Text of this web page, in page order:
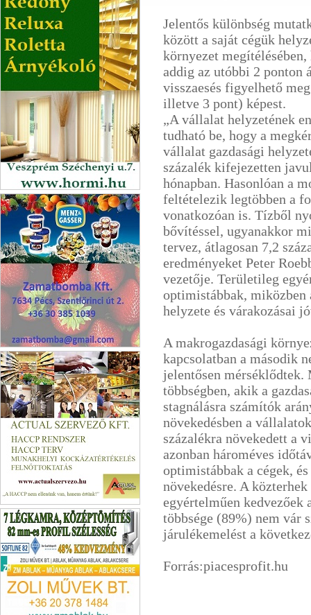
Hör-Mi Napvédelem
Zamatbomba Kft.
Actual Szervező Kft.
Jelentős különbség
között a saját cégük
környezet
addig az utóbbi 2 ponton
visszaesés figyelhető
illetve 3 pont) képest.
„A vállalat helyzetének
tudható be, hogy a
vállalat gazdasági
százalék kifejezetten
hónapban. Hasonlóan a
feltételezik legtöbben a
vonatkozóan is. Tízből
bővítéssel, ugyanakkor
tervez, átlagosan 7,2
eredményeket Peter
vezetője. Területileg
optimistábbak, miközben
helyzete és várakozásai
A makrogazdasági
kapcsolatban a második
jelentősen
többségben, akik a
stagnálásra számítók
növekedésben a
százalékra növekedett a
azonban hároméves
optimistábbak a cégek,
növekedésre. A
egyértelműen kedvezőek
többsége (89%) nem vár
járulékemelést a
Forrás:piacesprofit.hu